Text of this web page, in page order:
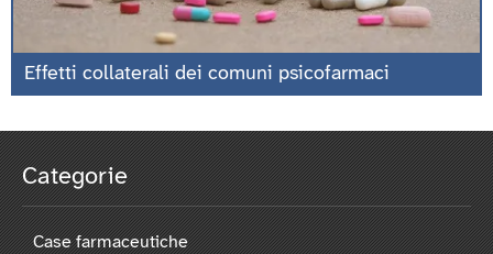
Effetti collaterali dei comuni psicofarmaci
Categorie
Case farmaceutiche